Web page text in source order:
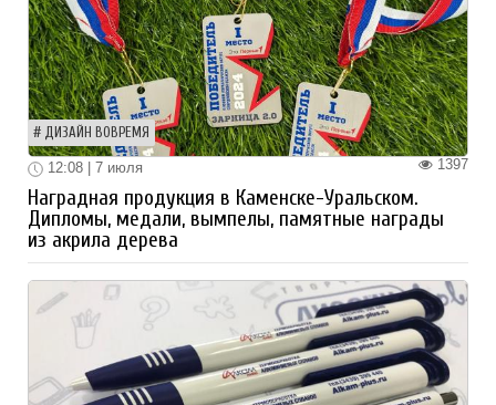
ДИЗАЙН ВОВРЕМЯ
1397
12:08 | 7 июля
Наградная продукция в Каменске-Уральском.
Дипломы, медали, вымпелы, памятные награды
из акрила дерева